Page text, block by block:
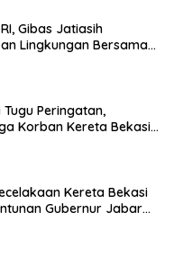
Gibas Jatiasih
Lingkungan Bersama
Peringatan,
Korban Kereta Bekasi
Kereta Bekasi
Gubernur Jabar